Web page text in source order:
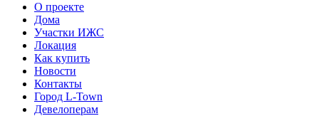
О проекте
Дома
Участки ИЖС
Локация
Как купить
Новости
Контакты
Город L-Town
Девелоперам